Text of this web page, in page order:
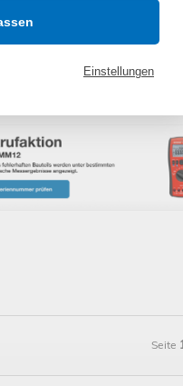
davon innerhalb weniger
sind und sofort bearbeitet und
sowie preis.de aufgelistet.
ist dabei ein ständiger
Seite
Einstellungen